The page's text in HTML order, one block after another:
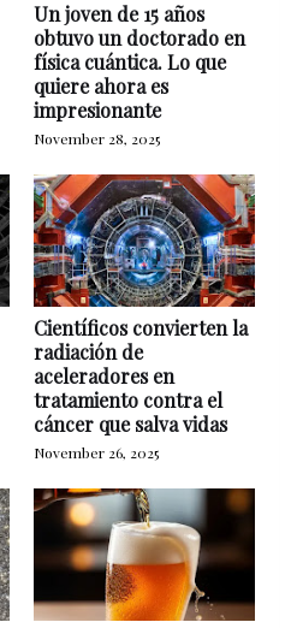
Un joven de 15 años
obtuvo un doctorado en
física cuántica. Lo que
quiere ahora es
impresionante
November 28, 2025
Científicos convierten la
radiación de
aceleradores en
tratamiento contra el
cáncer que salva vidas
November 26, 2025